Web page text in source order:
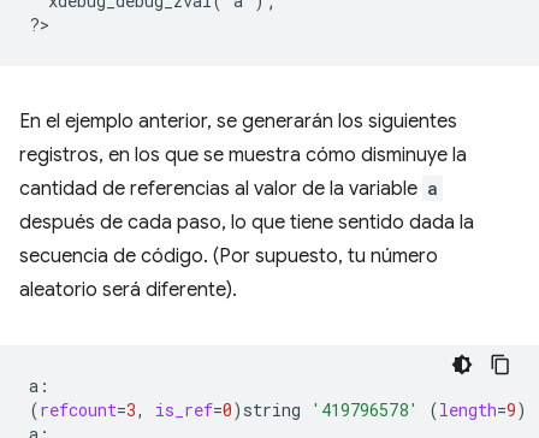
?
En el ejemplo anterior, se generarán los siguientes
registros, en los que se muestra cómo disminuye la
cantidad de referencias al valor de la variable a
después de cada paso, lo que tiene sentido dada la
secuencia de código. (Por supuesto, tu número
aleatorio será diferente).
(refcount=3, is_ref=0) string '419796578' (length=9)